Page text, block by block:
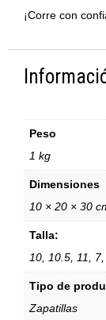
¡Corre con
Peso
1 kg
Dimensiones
10 × 20 × 30
Talla:
10, 10.5, 11,
Tipo de
Zapatillas